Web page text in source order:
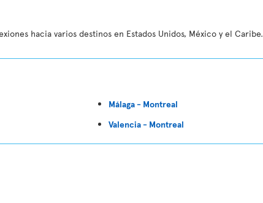
hacia varios destinos en Estados Unidos, México y el Caribe.
Málaga - Montreal
Valencia - Montreal